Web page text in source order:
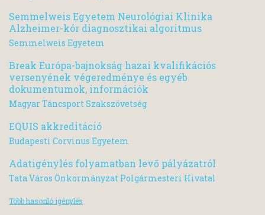
Semmelweis Egyetem Neurológiai Klinika
Alzheimer-kór diagnosztikai algoritmus
Semmelweis Egyetem
Break Európa-bajnokság hazai kvalifikációs
versenyének végeredménye és egyéb
dokumentumok, információk
Magyar Táncsport Szakszövetség
EQUIS akkreditáció
Budapesti Corvinus Egyetem
Adatigénylés folyamatban levő pályázatról
Tata Város Önkormányzat Polgármesteri Hivatal
Több hasonló igénylés